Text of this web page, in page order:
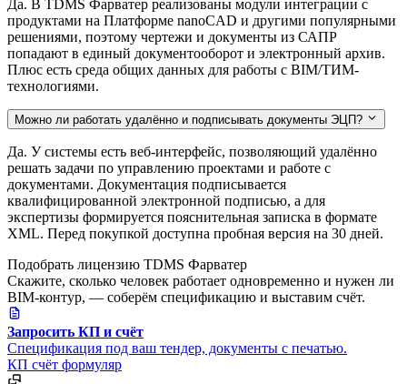
Да. В TDMS Фарватер реализованы модули интеграции с
продуктами на Платформе nanoCAD и другими популярными
решениями, поэтому чертежи и документы из САПР
попадают в единый документооборот и электронный архив.
Плюс есть среда общих данных для работы с BIM/ТИМ-
технологиями.
Можно ли работать удалённо и подписывать документы ЭЦП?
Да. У системы есть веб-интерфейс, позволяющий удалённо
решать задачи по управлению проектами и работе с
документами. Документация подписывается
квалифицированной электронной подписью, а для
экспертизы формируется пояснительная записка в формате
XML. Перед покупкой доступна пробная версия на 30 дней.
Подобрать лицензию TDMS Фарватер
Скажите, сколько человек работает одновременно и нужен ли
BIM-контур, — соберём спецификацию и выставим счёт.
Запросить КП и счёт
Спецификация под ваш тендер, документы с печатью.
КП счёт формуляр